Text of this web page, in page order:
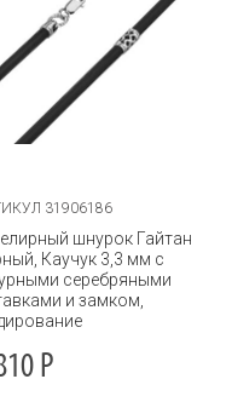
31906186
шнурок Гайтан
Каучук 3,3 мм с
серебряными
и замком,
Р